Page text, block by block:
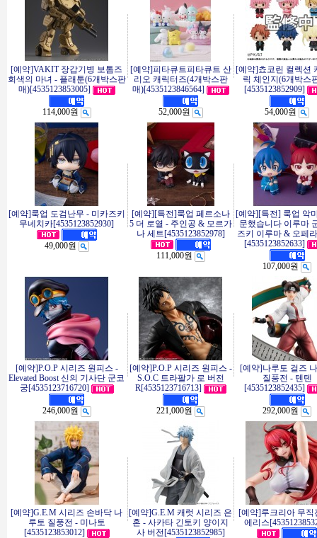
[예약]VAKIT 장갑기병 보톰즈
회색의 마녀 - 플래툰(6개박스판
매)[4535123853005]
114,000원
[예약]피타큐트피타큐트 산
리오 캐릭터즈(4개박스판
매)[4535123846564]
52,000원
[예약]쵸코린 컬렉션
릭 체인지(6개박스
[4535123852909]
54,000원
[예약]룩업 도검난무 - 미카즈키
무네치카[4535123852930]
49,000원
[예약][특전]룩업 페르소나
5 더 로열 - 주인공 & 모르가
나 세트[4535123852978]
111,000원
[예약][특전] 룩업 악
문했습니다 이루마
즈키 이루마 & 오페
[4535123852633]
107,000원
[예약]P.O.P 시리즈 원피스 -
Elevated Boost 신의 기사단 군코
궁[4535123716720]
246,000원
[예약]P.O.P 시리즈 원피스 -
S.O.C 트라팔가 로 버전
R[4535123716713]
221,000원
[예약]나루토 걸즈
질풍전 - 텐텐
[4535123852435]
292,000원
[예약]G.E.M 시리즈 손바닥 나
루토 질풍전 - 미나토
[4535123853012]
[예약]G.E.M 캐럿 시리즈 은
혼 - 사카타 긴토키 양이지
사 버전[4535123852985]
[예약]루크리아 무직
에리스